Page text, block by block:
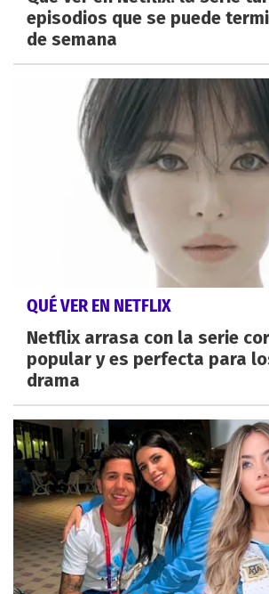
episodios que se puede
de semana
QUÉ VER EN NETFLIX
Netflix arrasa con la serie
popular y es perfecta para
drama